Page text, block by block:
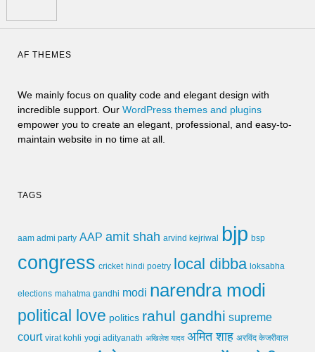
AF THEMES
We mainly focus on quality code and elegant design with
incredible support. Our WordPress themes and plugins
empower you to create an elegant, professional, and easy-to-
maintain website in no time at all.
TAGS
aam admi party AAP amit shah arvind kejriwal bjp bsp
congress cricket hindi poetry local dibba loksabha
elections mahatma gandhi modi narendra modi
political love politics rahul gandhi supreme
court virat kohli yogi adityanath अखिलेश यादव अमित शाह अरविंद केजरीवाल